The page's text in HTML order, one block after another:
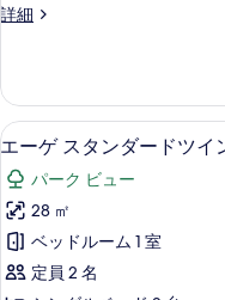
す
る
を
す
る
4
部
屋
の
す
べ
て
の
詳細
エ
ラ
ッ
ク
ス
4
人
部
屋
の
詳
エ
ー
ゲ
ス
タ
ン
5
エーゲ スタンダードツイ
パーク ビュー
28 ㎡
ベッドルーム 1 室
定員 2 名